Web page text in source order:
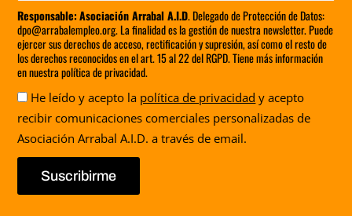
Responsable: Asociación Arrabal A.I.D. Delegado de Protección de Datos:
dpo@arrabalempleo.org. La finalidad es la gestión de nuestra newsletter. Puede
ejercer sus derechos de acceso, rectificación y supresión, así como el resto de
los derechos reconocidos en el art. 15 al 22 del RGPD. Tiene más información
en nuestra política de privacidad.
Aceptación
He leído y acepto la política de privacidad y acepto
recibir comunicaciones comerciales personalizadas de
Asociación Arrabal A.I.D. a través de email.
Suscribirme